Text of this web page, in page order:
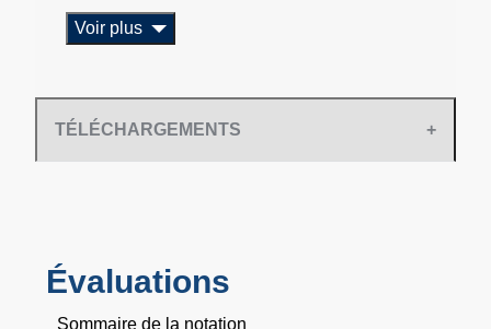
Voir plus
TÉLÉCHARGEMENTS